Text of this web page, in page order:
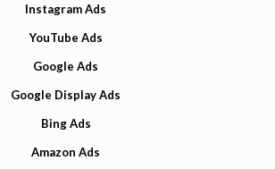
Instagram Ads
YouTube Ads
Google Ads
Google Display Ads
Bing Ads
Amazon Ads